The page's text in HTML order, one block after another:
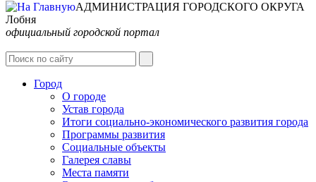
АДМИНИСТРАЦИЯ ГОРОДСКОГО ОКРУГА
Лобня
официальный городской портал
Город
О городе
Устав города
Итоги социально-экономического развития города
Программы развития
Социальные объекты
Галерея славы
Места памяти